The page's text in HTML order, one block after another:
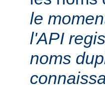
le
l'API
noms